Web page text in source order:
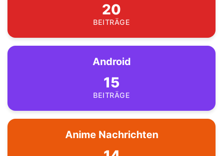
20
BEITRÄGE
Android
15
BEITRÄGE
Anime Nachrichten